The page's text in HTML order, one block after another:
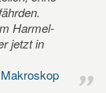
Harmel-
jetzt in